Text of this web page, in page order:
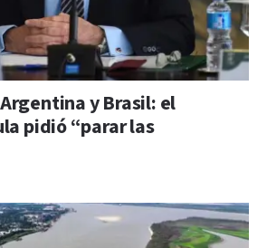
y Brasil: el
pidió “parar las